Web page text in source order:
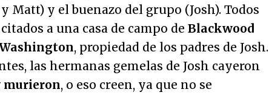
Matt) y el buenazo del grupo (Josh). Todos
a una casa de campo de Blackwood
, propiedad de los padres de Josh.
las hermanas gemelas de Josh cayeron
murieron, o eso creen, ya que no se